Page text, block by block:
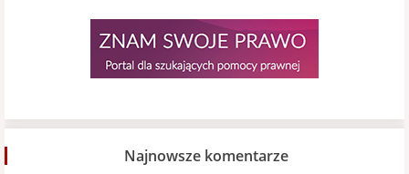
Najnowsze komentarze